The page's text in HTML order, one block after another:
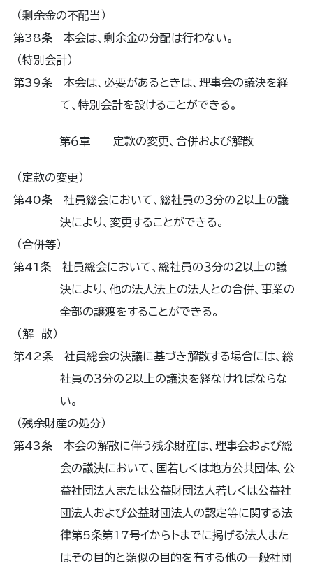
（剰余金の不配当）
第38条 本会は、剰余金の分配は行わない。
（特別会計）
第39条 本会は、必要があるときは、理事会の議決を経
て、特別会計を設けることができる。
第６章 定款の変更、合併および解散
（定款の変更）
第40条 社員総会において、総社員の３分の２以上の議
決により、変更することができる。
（合併等）
第41条 社員総会において、総社員の３分の２以上の議
決により、他の法人法上の法人との合併、事業の
全部の譲渡をすることができる。
（解 散）
第42条 社員総会の決議に基づき解散する場合には、総
社員の３分の２以上の議決を経なければならな
い。
（残余財産の処分）
第43条 本会の解散に伴う残余財産は、理事会および総
会の議決において、国若しくは地方公共団体、公
益社団法人または公益財団法人若しくは公益社
団法人および公益財団法人の認定等に関する法
律第5条第17号イからトまでに掲げる法人また
はその目的と類似の目的を有する他の一般社団